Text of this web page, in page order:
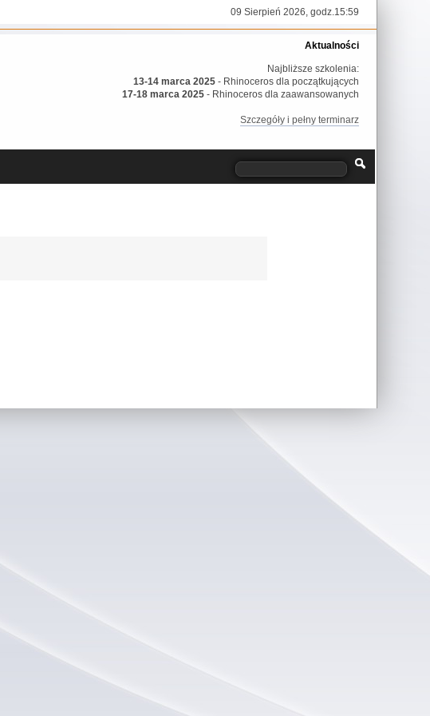
09 Sierpień 2026, godz.15:59
Aktualności
Najbliższe szkolenia:
13-14 marca 2025 - Rhinoceros dla początkujących
17-18 marca 2025 - Rhinoceros dla zaawansowanych
Szczegóły i pełny terminarz